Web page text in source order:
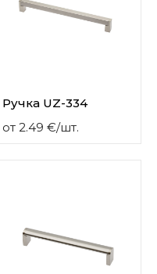
Ручка UZ-334
от 2.49 €/шт.